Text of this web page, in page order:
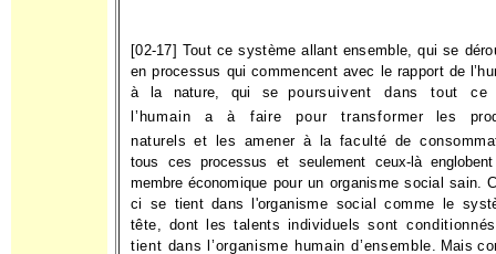
[02-17] Tout ce système allant ensemble, qui se
en proces­sus qui commencent avec le rapport de
à la nature, qui se
poursuivent dans tout ce
l’humain a à faire pour transformer
les
naturels et les amener à la faculté de
tous ces processus et seulement ceux-là
membre éco­nomique pour un organisme social sain.
ci se tient dans l'or­ganisme social comme le
tête, dont les talents individuelssont
tient dans l’organisme humain d’ensemble.
Mais